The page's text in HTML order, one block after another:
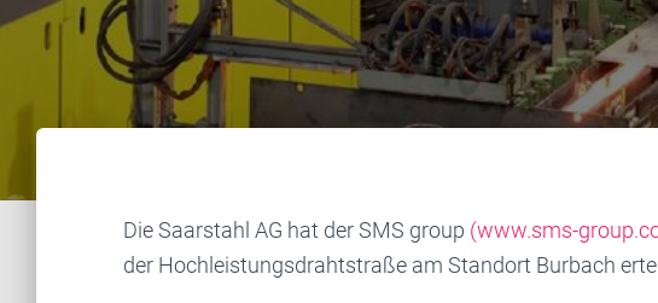
Die Saarstahl AG hat der SMS group (www.sms-
der Hochleistungsdrahtstraße am Standort Burbach